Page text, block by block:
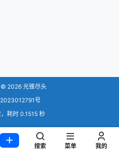
© 2026 光锥尽头
号
耗时 0.1515 秒
搜索 菜单 我的